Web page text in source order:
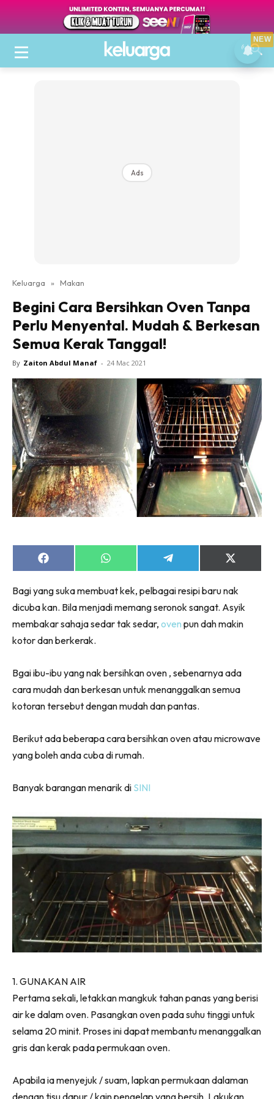
Ads
Keluarga » Makan
Begini Cara Bersihkan Oven Tanpa
Perlu Menyental. Mudah & Berkesan
Semua Kerak Tanggal!
By Zaiton Abdul Manaf - 24 Mac 2021
Share
on
Share
on
Share
on
Share
on
(Twitter)
Bagi yang suka membuat kek, pelbagai resipi baru nak
dicuba kan. Bila menjadi memang seronok sangat. Asyik
membakar sahaja sedar tak sedar, oven pun dah makin
kotor dan berkerak.
Bgai ibu-ibu yang nak bersihkan oven , sebenarnya ada
cara mudah dan berkesan untuk menanggalkan semua
kotoran tersebut dengan mudah dan pantas.
Berikut ada beberapa cara bersihkan oven atau microwave
yang boleh anda cuba di rumah.
Banyak barangan menarik di SINI
1. GUNAKAN AIR
Pertama sekali, letakkan mangkuk tahan panas yang berisi
air ke dalam oven. Pasangkan oven pada suhu tinggi untuk
selama 20 minit. Proses ini dapat membantu menanggalkan
gris dan kerak pada permukaan oven.
Apabila ia menyejuk / suam, lapkan permukaan dalaman
NEW